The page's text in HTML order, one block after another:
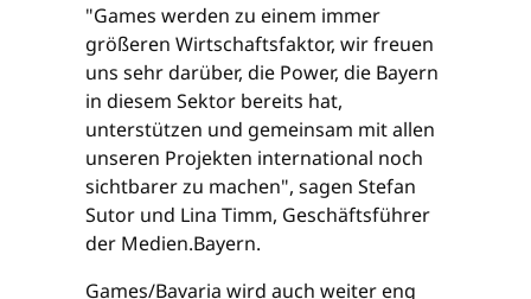
"Games werden zu einem immer
größeren Wirtschaftsfaktor, wir freuen
uns sehr darüber, die Power, die Bayern
in diesem Sektor bereits hat,
unterstützen und gemeinsam mit allen
unseren Projekten international noch
sichtbarer zu machen", sagen Stefan
Sutor und Lina Timm, Geschäftsführer
der Medien.Bayern.
Games/Bavaria wird auch weiter eng